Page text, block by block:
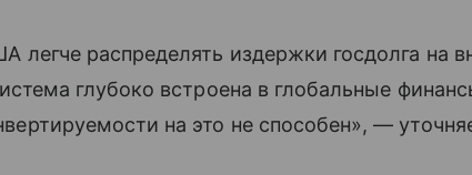
легче распределять издержки госдолга на
глубоко встроена в глобальные
на это не способен», —